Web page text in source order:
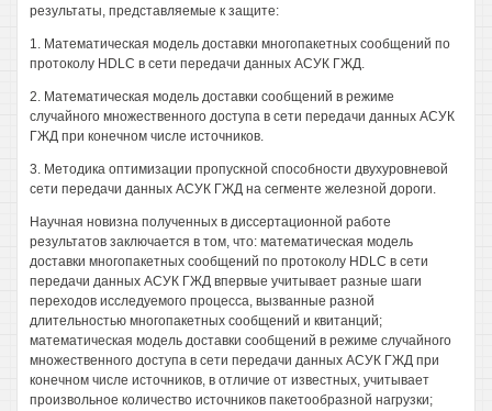
результаты, представляемые к защите:
1. Математическая модель доставки многопакетных сообщений по
протоколу HDLC в сети передачи данных АСУК ГЖД.
2. Математическая модель доставки сообщений в режиме
случайного множественного доступа в сети передачи данных АСУК
ГЖД при конечном числе источников.
3. Методика оптимизации пропускной способности двухуровневой
сети передачи данных АСУК ГЖД на сегменте железной дороги.
Научная новизна полученных в диссертационной работе
результатов заключается в том, что: математическая модель
доставки многопакетных сообщений по протоколу HDLC в сети
передачи данных АСУК ГЖД впервые учитывает разные шаги
переходов исследуемого процесса, вызванные разной
длительностью многопакетных сообщений и квитанций;
математическая модель доставки сообщений в режиме случайного
множественного доступа в сети передачи данных АСУК ГЖД при
конечном числе источников, в отличие от известных, учитывает
произвольное количество источников пакетообразной нагрузки;